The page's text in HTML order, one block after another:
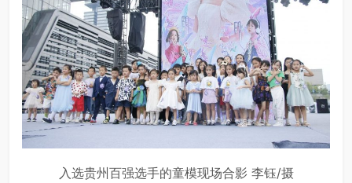
入选贵州百强选手的童模现场合影 李钰/摄